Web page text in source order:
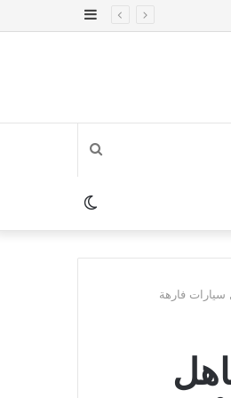
إضافة
بحث
عنالوضع
المظلم